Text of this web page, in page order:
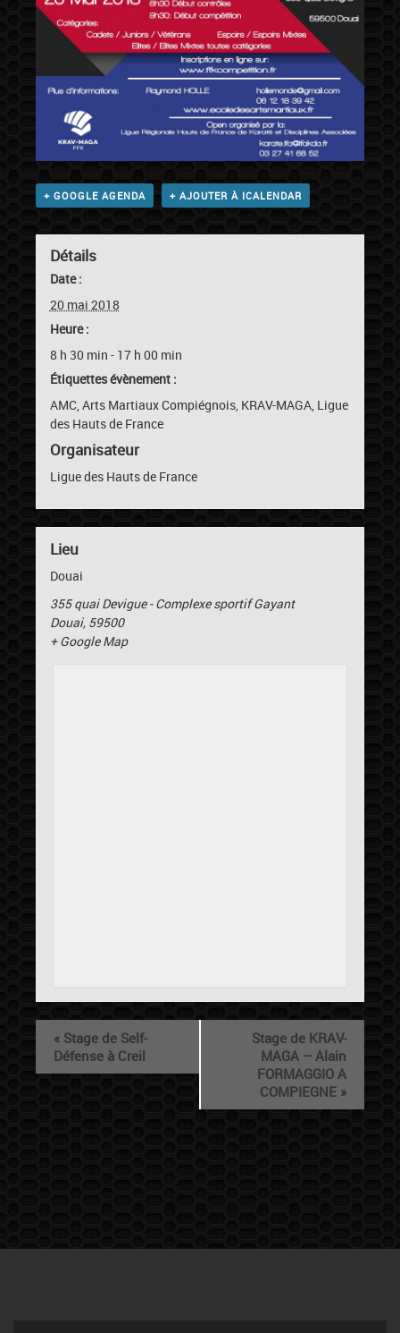
+ GOOGLE AGENDA + AJOUTER À ICALENDAR
Détails
Date :
20 mai 2018
Heure :
8 h 30 min - 17 h 00 min
Étiquettes évènement :
AMC,Arts Martiaux Compiégnois, KRAV-MAGA, Ligue
des Hauts de France
Organisateur
Ligue des Hauts de France
Lieu
Douai
355 quai Devigue - Complexe sportif Gayant
Douai, 59500
+ Google Map
« Stage de Self-
Défense à Creil
Stage de KRAV-
MAGA – Alain
FORMAGGIO A
COMPIEGNE »